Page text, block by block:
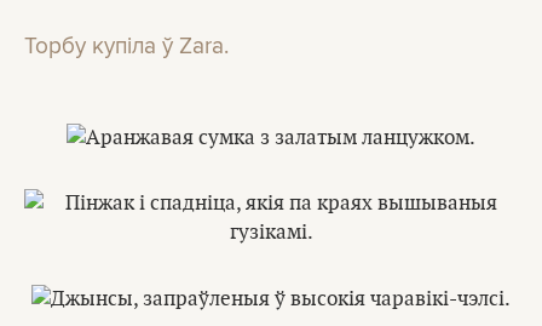
Торбу купіла ў Zara.